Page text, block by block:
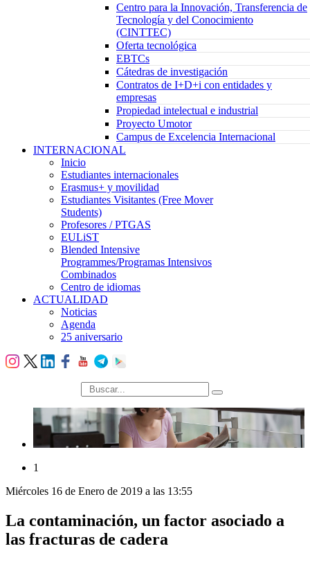
Centro para la Innovación, Transferencia de
Tecnología y del Conocimiento
(CINTTEC)
Oferta tecnológica
EBTCs
Cátedras de investigación
Contratos de I+D+i con entidades y
empresas
Propiedad intelectual e industrial
Proyecto Umotor
Campus de Excelencia Internacional
INTERNACIONAL
Inicio
Estudiantes internacionales
Erasmus+ y movilidad
Estudiantes Visitantes (Free Mover
Students)
Profesores / PTGAS
EULiST
Blended Intensive
Programmes/Programas Intensivos
Combinados
Centro de idiomas
ACTUALIDAD
Noticias
Agenda
25 aniversario
búsqueda
1
Miércoles 16 de Enero de 2019 a las 13:55
La contaminación, un factor asociado a
las fracturas de cadera